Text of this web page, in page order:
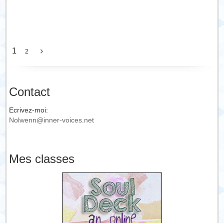
1 2
Contact
Ecrivez-moi:
Nolwenn@inner-voices.net
Mes classes